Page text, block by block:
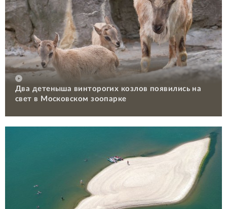
Два детеныша винторогих козлов появились на
свет в Московском зоопарке